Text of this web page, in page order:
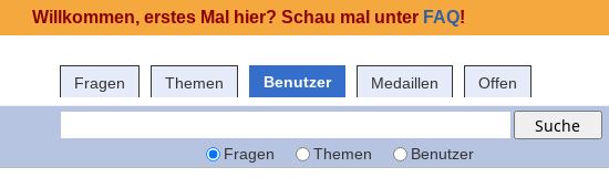
Fragen Themen Benutzer Medaillen Offen
Fragen Themen Benutzer
Willkommen, erstes Mal hier? Schau mal unter FAQ!